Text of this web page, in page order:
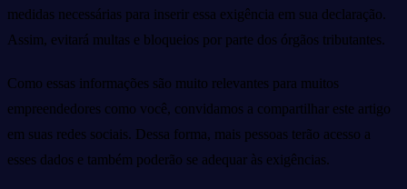
medidas necessárias para inserir essa exigência em sua declaração.
Assim, evitará multas e bloqueios por parte dos órgãos tributantes.
Como essas informações são muito relevantes para muitos
empreendedores como você, convidamos a compartilhar este artigo
em suas redes sociais. Dessa forma, mais pessoas terão acesso a
esses dados e também poderão se adequar às exigências.